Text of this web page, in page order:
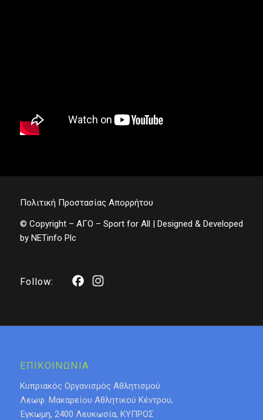
Πολιτική Προστασίας Απορρήτου
© Copyright – ΑΓΟ – Sport for All | Designed & Developed
by NETinfo Plc
Follow: Facebook
ΕΠΙΚΟΙΝΩΝΙΑ
Κυπριακός Οργανισμός Αθλητισμού
Λεωφ. Μακαρείου Αθλητικού Κέντρου,
Έγκωμη, 2400 Λευκωσία, ΚΥΠΡΟΣ